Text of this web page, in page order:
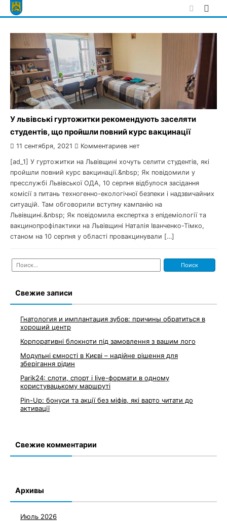
Skip
to
У львівські гуртожитки рекомендують заселяти
студентів, що пройшли повний курс вакцинації
11 сентября, 2021 Комментариев нет
[ad_1] У гуртожитки на Львівщині хочуть селити студентів, які
пройшли повний курс вакцинації.&nbsp; Як повідомили у
пресслужбі Львівської ОДА, 10 серпня відбулося засідання
комісії з питань техногенно-екологічної безпеки і надзвичайних
ситуацій. Там обговорили вступну кампанію на
Львівщині.&nbsp; Як повідомила експертка з епідеміології та
вакцинопрофілактики на Львівщині Наталія Іванченко-Тімко,
станом на 10 серпня у області провакцинували […]
Найти:
Свежие записи
Гнатология и имплантация зубов: причины обратиться в
хороший центр
Корпоративні блокноти під замовлення з вашим лого
Модульні ємності в Києві – надійне рішення для
зберігання рідин
Parik24: слоти, спорт і live-формати в одному
користувацькому маршруті
Pin-Up: бонуси та акції без міфів, які варто читати до
активації
Свежие комментарии
Архивы
Июль 2026